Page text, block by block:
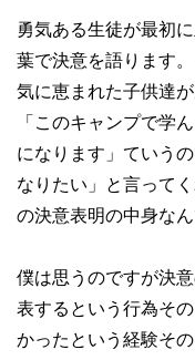
勇気ある生徒が最初
葉で決意を語ります
気に恵まれた子供達
「このキャンプで学
になります」ていう
なりたい」と言って
の決意表明の中身な
僕は思うのですが決
表するという行為そ
かったという経験そ